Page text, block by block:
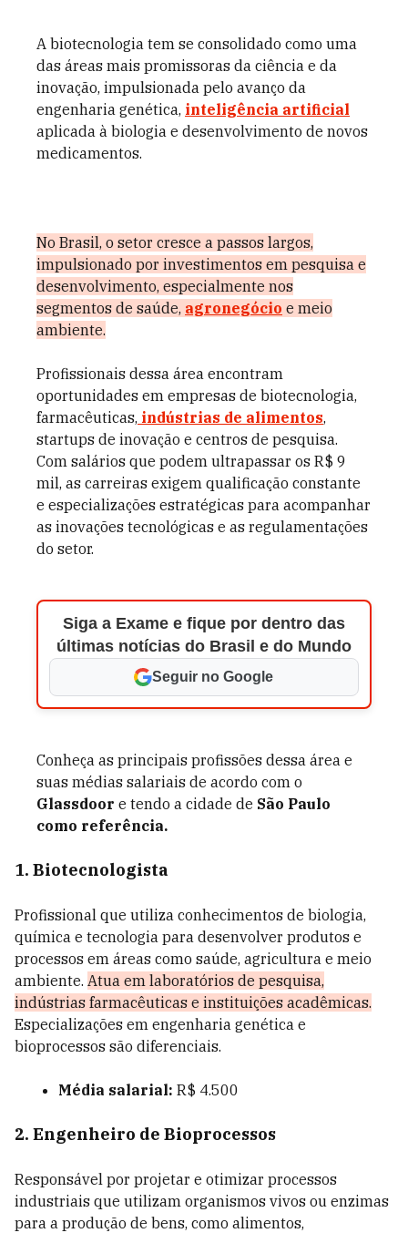
A biotecnologia tem se consolidado como uma
das áreas mais promissoras da ciência e da
inovação, impulsionada pelo avanço da
engenharia genética, inteligência artificial
aplicada à biologia e desenvolvimento de novos
medicamentos.
No Brasil, o setor cresce a passos largos,
impulsionado por investimentos em pesquisa e
desenvolvimento, especialmente nos
segmentos de saúde, agronegócio e meio
ambiente.
Profissionais dessa área encontram
oportunidades em empresas de biotecnologia,
farmacêuticas, indústrias de alimentos,
startups de inovação e centros de pesquisa.
Com salários que podem ultrapassar os R$ 9
mil, as carreiras exigem qualificação constante
e especializações estratégicas para acompanhar
as inovações tecnológicas e as regulamentações
do setor.
Siga a Exame e fique por dentro das
últimas notícias do Brasil e do Mundo
Seguir no Google
Conheça as principais profissões dessa área e
suas médias salariais de acordo com o
Glassdoor e tendo a cidade de São Paulo
como referência.
1. Biotecnologista
Profissional que utiliza conhecimentos de biologia,
química e tecnologia para desenvolver produtos e
processos em áreas como saúde, agricultura e meio
ambiente. Atua em laboratórios de pesquisa,
indústrias farmacêuticas e instituições acadêmicas.
Especializações em engenharia genética e
bioprocessos são diferenciais.
Média salarial: R$ 4.500
2. Engenheiro de Bioprocessos
Responsável por projetar e otimizar processos
industriais que utilizam organismos vivos ou enzimas
para a produção de bens, como alimentos,